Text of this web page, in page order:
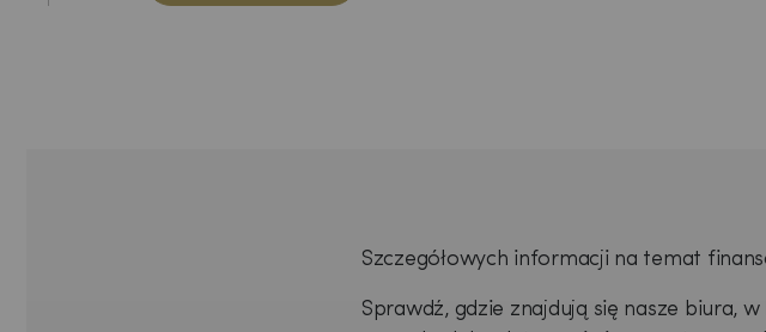
Szczegółowych informacji na temat
Sprawdź, gdzie znajdują się nasze biura,